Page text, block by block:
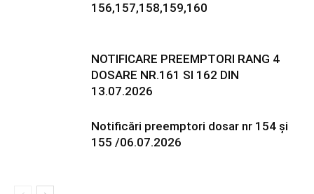
156,157,158,159,160
NOTIFICARE PREEMPTORI RANG 4
DOSARE NR.161 SI 162 DIN
13.07.2026
Notificări preemptori dosar nr 154 și
155 /06.07.2026